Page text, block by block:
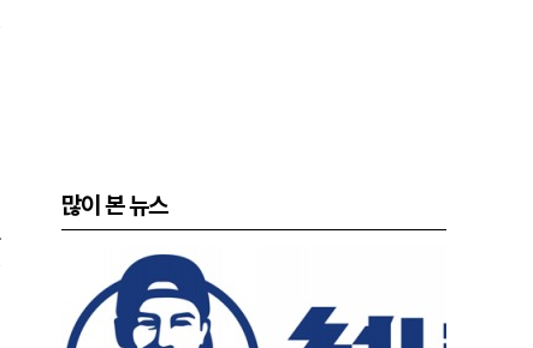
많이 본 뉴스